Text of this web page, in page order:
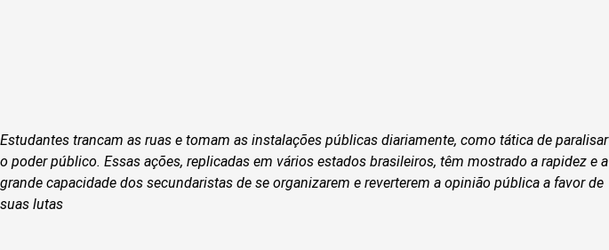
Estudantes trancam as ruas e tomam as instalações públicas diariamente, como tática de paralisar
o poder público. Essas ações, replicadas em vários estados brasileiros, têm mostrado a rapidez e a
grande capacidade dos secundaristas de se organizarem e reverterem a opinião pública a favor de
suas lutas